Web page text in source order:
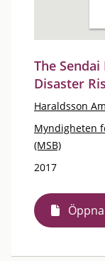
The
Disaster
Haraldsson
Myndigheten
(MSB)
2017